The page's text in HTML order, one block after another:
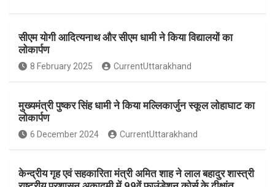
ce
b
o
o
k
s
A
p
p
ar
e
सीएम योगी आदित्यनाथ और सीएम धामी ने किया विद्यालयों का
लोकार्पण
8 February 2025 CurrentUttarakhand
मुख्यमंत्री पुष्कर सिंह धामी ने किया मल्लिकार्जुन स्कूल लोहाघाट का
लोकार्पण
6 December 2024 CurrentUttarakhand
केन्द्रीय गृह एवं सहकारिता मंत्री अमित शाह ने लाल बहादुर शास्त्री